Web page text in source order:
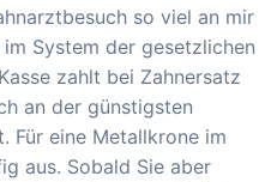
so viel an mir
System der gesetzlichen
zahlt bei Zahnersatz
an der günstigsten
Für eine Metallkrone im
aus. Sobald Sie aber